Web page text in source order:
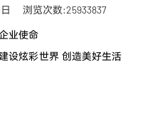
浏览次数:25933837
业使命
建设炫彩世界 创造美好生活